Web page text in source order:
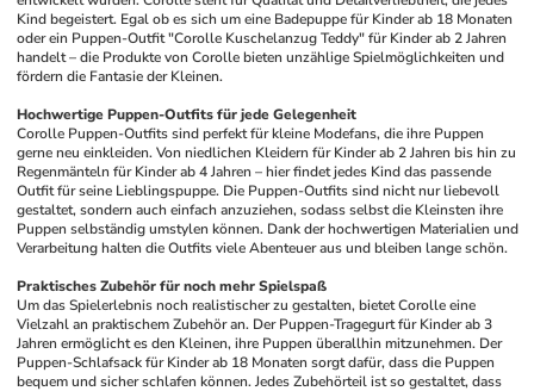
Kind begeistert. Egal ob es sich um eine Badepuppe für Kinder ab 18 Monaten
oder ein Puppen-Outfit "Corolle Kuschelanzug Teddy" für Kinder ab 2 Jahren
handelt – die Produkte von Corolle bieten unzählige Spielmöglichkeiten und
fördern die Fantasie der Kleinen.
Hochwertige Puppen-Outfits für jede Gelegenheit
Corolle Puppen-Outfits sind perfekt für kleine Modefans, die ihre Puppen
gerne neu einkleiden. Von niedlichen Kleidern für Kinder ab 2 Jahren bis hin zu
Regenmänteln für Kinder ab 4 Jahren – hier findet jedes Kind das passende
Outfit für seine Lieblingspuppe. Die Puppen-Outfits sind nicht nur liebevoll
gestaltet, sondern auch einfach anzuziehen, sodass selbst die Kleinsten ihre
Puppen selbständig umstylen können. Dank der hochwertigen Materialien und
Verarbeitung halten die Outfits viele Abenteuer aus und bleiben lange schön.
Praktisches Zubehör für noch mehr Spielspaß
Um das Spielerlebnis noch realistischer zu gestalten, bietet Corolle eine
Vielzahl an praktischem Zubehör an. Der Puppen-Tragegurt für Kinder ab 3
Jahren ermöglicht es den Kleinen, ihre Puppen überallhin mitzunehmen. Der
Puppen-Schlafsack für Kinder ab 18 Monaten sorgt dafür, dass die Puppen
bequem und sicher schlafen können. Jedes Zubehörteil ist so gestaltet, dass